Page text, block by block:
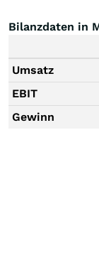
Bilanzdaten in
Umsatz
EBIT
Gewinn